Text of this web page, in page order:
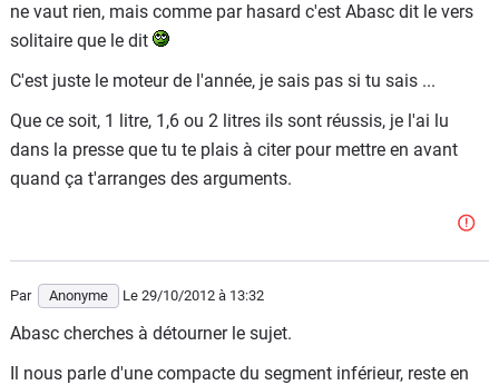
c'est loin d'être exceptionnel. En Break peut être ? De 545
plus petite et beaucoup beaucoup moins chère, a des
cotes à peine inférieures.
5- Et ses prix n'ont rien d'amicaux : la berline Mondeo
TDCI 140ch BVM Trend demande 28050€. Une Kia
> Je ne dis pas que la Mondeo est une mauvaise voiture,
mais ses prestations sont aujourd'hui tres banales, et
encore plus dans 2 ans.
ne vaut rien, mais comme par hasard c'est Abasc dit le vers
solitaire que le dit
C'est juste le moteur de l'année, je sais pas si tu sais ...
Que ce soit, 1 litre, 1,6 ou 2 litres ils sont réussis, je l'ai lu
dans la presse que tu te plais à citer pour mettre en avant
quand ça t'arranges des arguments.
Par Anonyme Le 29/10/2012 à 13:32
Abasc cherches à détourner le sujet.
Il nous parle d'une compacte du segment inférieur, reste en